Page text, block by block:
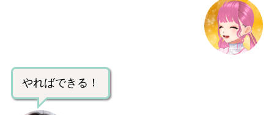
やればできる！